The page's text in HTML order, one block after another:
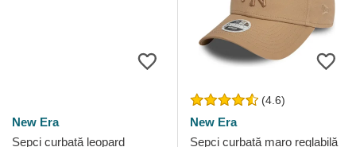
New Era
Șepci curbată leopard
(4.6)
New Era
Șepci curbată maro reglabilă